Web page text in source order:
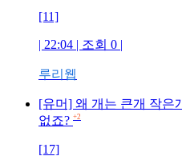
[11]
| 22:04 | 조회 0 |
루리웹
[유머] 왜 개는 큰개 작은
없죠? +2
[17]